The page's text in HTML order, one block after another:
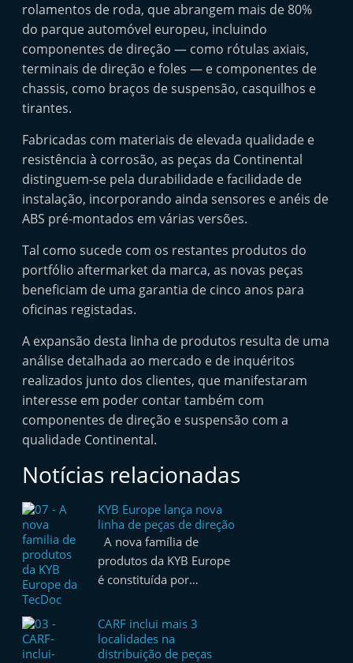
r
m
a
r
k
t
A
u
m
ó
v
l
e
m
P
t
g
a
l
rolamentos de roda, que abrangem mais de 80%
do parque automóvel europeu, incluindo
componentes de direção — como rótulas axiais,
terminais de direção e foles — e componentes de
chassis, como braços de suspensão, casquilhos e
tirantes.
Fabricadas com materiais de elevada qualidade e
resistência à corrosão, as peças da Continental
distinguem-se pela durabilidade e facilidade de
instalação, incorporando ainda sensores e anéis de
ABS pré-montados em várias versões.
Tal como sucede com os restantes produtos do
portfólio aftermarket da marca, as novas peças
beneficiam de uma garantia de cinco anos para
oficinas registadas.
A expansão desta linha de produtos resulta de uma
análise detalhada ao mercado e de inquéritos
realizados junto dos clientes, que manifestaram
interesse em poder contar também com
componentes de direção e suspensão com a
qualidade Continental.
Notícias relacionadas
KYB Europe lança nova
linha de peças de direção
A nova família de
produtos da KYB Europe
é constituída por…
CARF inclui mais 3
localidades na
distribuição de peças